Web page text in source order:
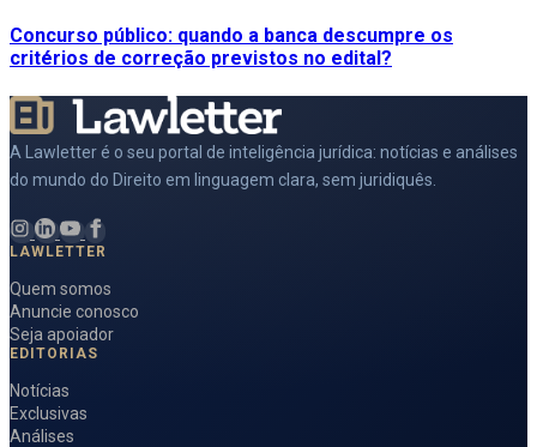
Concurso público: quando a banca descumpre os
critérios de correção previstos no edital?
A Lawletter é o seu portal de inteligência jurídica: notícias e análises
do mundo do Direito em linguagem clara, sem juridiquês.
LAWLETTER
Quem somos
Anuncie conosco
Seja apoiador
EDITORIAS
Notícias
Exclusivas
Análises